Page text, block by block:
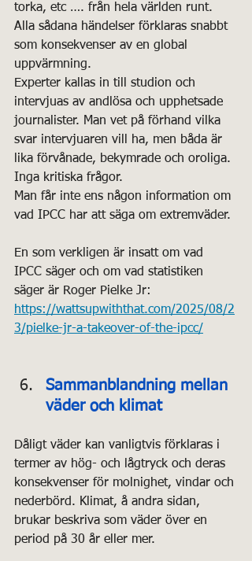
torka, etc …. från hela världen runt.
Alla sådana händelser förklaras snabbt
som konsekvenser av en global
uppvärmning.
Experter kallas in till studion och
intervjuas av andlösa och upphetsade
journalister. Man vet på förhand vilka
svar intervjuaren vill ha, men båda är
lika förvånade, bekymrade och oroliga.
Inga kritiska frågor.
Man får inte ens någon information om
vad IPCC har att säga om extremväder.
En som verkligen är insatt om vad
IPCC säger och om vad statistiken
säger är Roger Pielke Jr:
https://wattsupwiththat.com/2025/08/2
3/pielke-jr-a-takeover-of-the-ipcc/
Sammanblandning mellan
väder och klimat
Dåligt väder kan vanligtvis förklaras i
termer av hög- och lågtryck och deras
konsekvenser för molnighet, vindar och
nederbörd. Klimat, å andra sidan,
brukar beskriva som väder över en
period på 30 år eller mer.